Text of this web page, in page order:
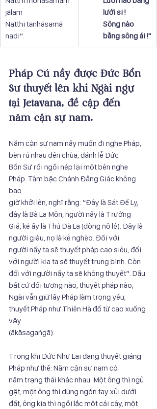
jālaṃ
Natthi taṇhāsamā
nadi”.
lưới si !
Sông nào
bằng sông ái !"
Pháp Cú nầy được Đức Bổn
Sư thuyết lên khi Ngài ngự
tại Jetavana, đề cập đến
năm cận sự nam.
Năm cận sự nam nầy muốn đi nghe Pháp,
bèn rủ nhau đến chùa, đảnh lễ Đức
Bổn Sư rồi ngồi nép lại một bên nghe
Pháp. Tâm bậc Chánh Đẳng Giác không
bao
giờ khởi lên, nghĩ rằng: “Đây là Sát Đế Lỵ,
đây là Bà La Môn, người nầy là Trưởng
Giả, kẻ ấy là Thủ Đà La (dòng nô lệ). Đây là
người giàu, nọ là kẻ nghèo. Đối với
người nầy ta sẽ thuyết pháp cao siêu, đối
với người kia ta sẽ thuyết trung bình. Còn
đối với người nầy ta sẽ không thuyết”. Dầu
bất cứ đối tượng nào, thuyết pháp nào,
Ngài vẫn giữ lấy Pháp làm trọng yếu,
thuyết Pháp như Thiên Hà đổ từ cao xuống
vậy
(ākāsagaṅgā).
Trong khi Đức Như Lai đang thuyết giảng
Pháp như thế: Năm cận sự nam có
năm trạng thái khác nhau: Một ông thì ngủ
gật, một ông thì dùng ngón tay xủi dưới
đất, ông kia thì ngồi lắc một cái cây, một